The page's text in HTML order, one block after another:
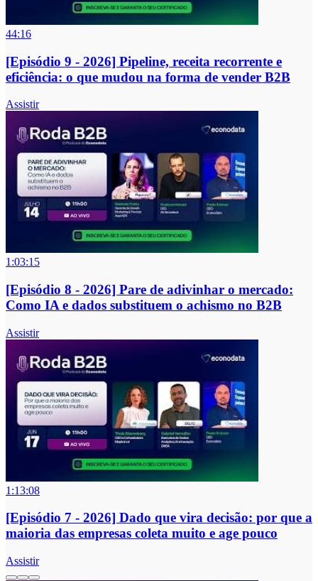
44:16
[Episódio 9 - 2026] Pipeline, receita recorrente e
eficiência: o que mudou na forma de vender B2B
Assistir
1:03:15
[Episódio 8 - 2026] Pare de adivinhar o mercado:
Como IA e dados substituem o achismo no B2B
Assistir
1:13:08
[Episódio 7 - 2026] Dado que vira decisão: por que a
maioria das empresas coleta muito e age pouco
Assistir